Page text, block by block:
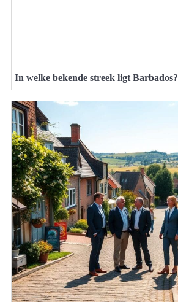
In welke bekende streek ligt Barbados?